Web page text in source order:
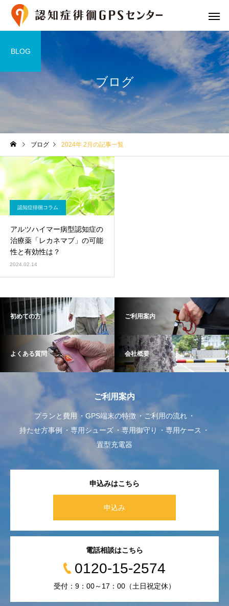
GPS端末の
専用シューズ
ブログ
BLOG
ブログ 2024年 2月の記事一覧
認知症徘徊コラム
アルツハイマー病型認知症の
治療薬「レカネマブ」の可能
性と有効性は？
2024.02.14
初めての方 ご利用案内
よくある質問 会社概要
ご利用案内
プランと費用 GPS端末の特徴
ご利用の流れ
持たせ方事例
専用シューズ 専用御守り
専用ケース
置型充電器
申込みはこちら
申込み
電話相談はこちら
0120-15-2574
受付：9：00～17：00（土日祝定休）